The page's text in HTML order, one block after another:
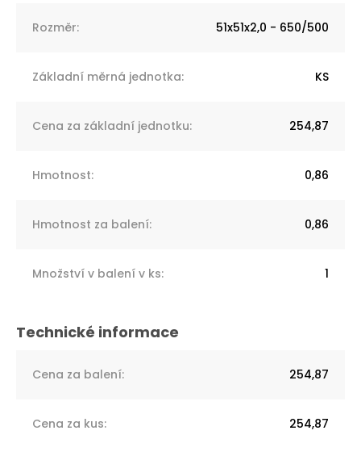
Rozměr: 51x51x2,0 - 650/500
Základní měrná jednotka: KS
Cena za základní jednotku: 254,87
Hmotnost: 0,86
Hmotnost za balení: 0,86
Množství v balení v ks: 1
Cena za balení: 254,87
Cena za kus: 254,87